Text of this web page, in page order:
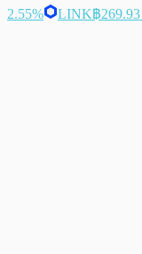
2.55%
LINK฿269.93